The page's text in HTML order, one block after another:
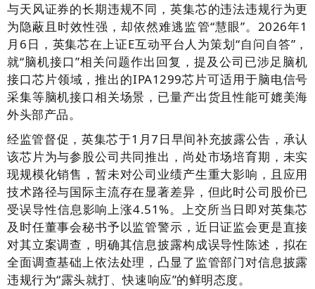
与天风证券的长期违规不同，英集芯的违法违规行为更
为隐蔽且时效性强，却依然难逃监管“慧眼”。2026年1
月6日，英集芯在上证E互动平台人为策划“自问自答”，
就“脑机接口”相关问题作出回复，提及公司已涉足脑机
接口芯片领域，推出的IPA1299芯片可适用于脑电信号
采集等脑机接口相关场景，已量产出货且性能可媲美海
外头部产品。
经监管督促，英集芯于1月7日早间补充披露公告，承认
该芯片为与参股公司共同推出，尚处市场培育期，未实
现规模化销售，暂未对公司业绩产生重大影响，且应用
技术路径与国际主流存在显著差异，但此时公司股价已
受误导性信息影响上涨4.51%。上交所当日即对英集芯
及时任董事会秘书予以监管警示，近日证监会更是直接
对其立案调查，明确其信息披露构成误导性陈述，拟在
全面调查基础上依法处理，凸显了监管部门对信息披露
违规行为“露头就打、快速响应”的鲜明态度。